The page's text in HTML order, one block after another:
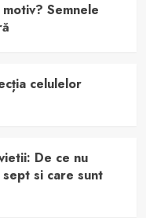
Semnele
celulelor
De ce nu
si care sunt